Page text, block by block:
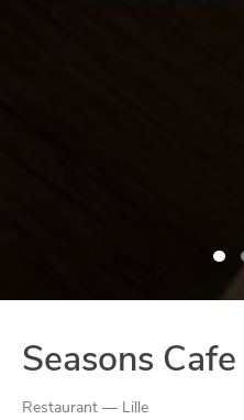
Seasons Cafe
Restaurant — Lille